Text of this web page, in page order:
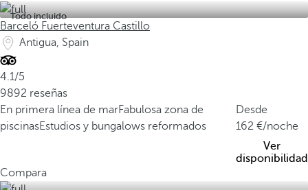
Todo incluido
Barceló Fuerteventura Castillo
Antigua, Spain
4.1/5
9892 reseñas
En primera línea de marFabulosa zona de
piscinasEstudios y bungalows reformados
Desde
162
/noche
Ver
disponibilidad
Compara